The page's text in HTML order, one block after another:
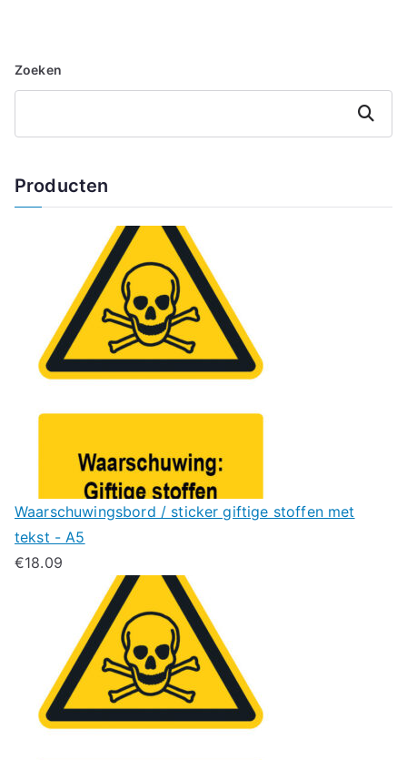
Zoeken
Zoeken
Producten
Waarschuwingsbord / sticker giftige stoffen met
tekst - A5
€18.09